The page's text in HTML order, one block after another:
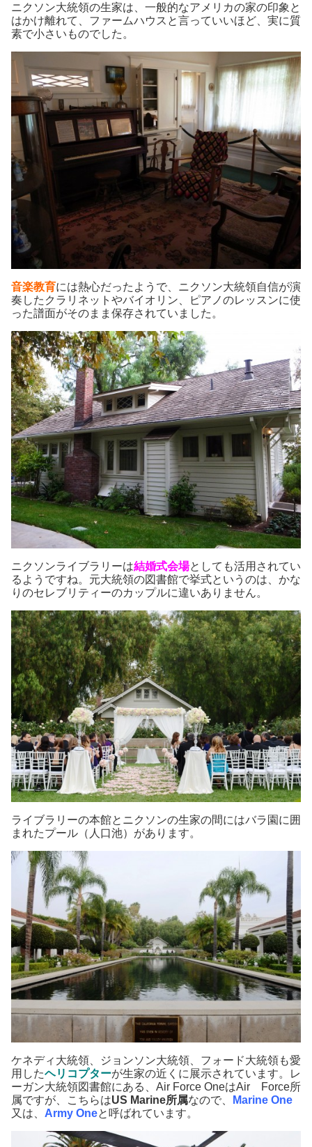
ニクソン大統領の生家は、一般的なアメリカの家の印象と
はかけ離れて、ファームハウスと言っていいほど、実に質
素で小さいものでした。
音楽教育には熱心だったようで、ニクソン大統領自信が演
奏したクラリネットやバイオリン、ピアノのレッスンに使
った譜面がそのまま保存されていました。
ニクソンライブラリーは結婚式会場としても活用されてい
るようですね。元大統領の図書館で挙式というのは、かな
りのセレブリティーのカップルに違いありません。
ライブラリーの本館とニクソンの生家の間にはバラ園に囲
まれたプール（人口池）があります。
ケネディ大統領、ジョンソン大統領、フォード大統領も愛
用したヘリコプターが生家の近くに展示されています。レ
ーガン大統領図書館にある、Air Force OneはAir Force所
属ですが、こちらはUS Marine所属なので、
Marine One
又は、 Army Oneと呼ばれています。